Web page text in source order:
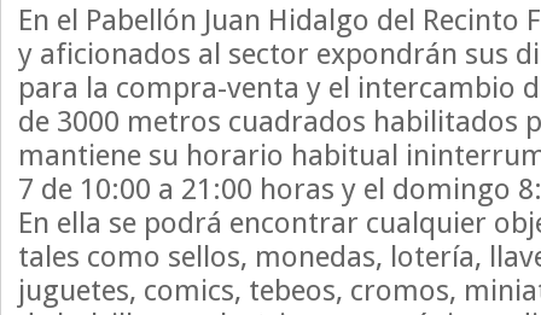
En el Pabellón Juan Hidalgo del Recinto
y aficionados al sector expondrán sus
para la compra-venta y el intercambio
de 3000 metros cuadrados habilitados
mantiene su horario habitual
7 de 10:00 a 21:00 horas y el domingo
En ella se podrá encontrar cualquier
tales como sellos, monedas, lotería,
juguetes, comics, tebeos, cromos,